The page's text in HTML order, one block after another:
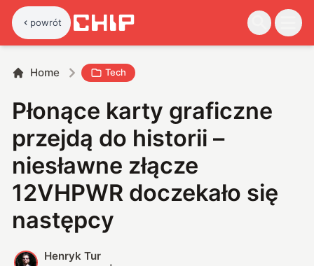
powrót
Home Tech
Płonące karty graficzne
przejdą do historii –
niesławne złącze
12VHPWR doczekało się
następcy
H
Henryk Tur